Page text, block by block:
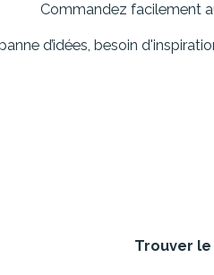
Commandez facilement
d’idées, besoin
Trouver